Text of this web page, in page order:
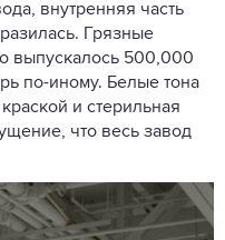
внутренняя часть
Грязные
выпускалось 500,000
по-иному. Белые тона
и стерильная
что весь завод